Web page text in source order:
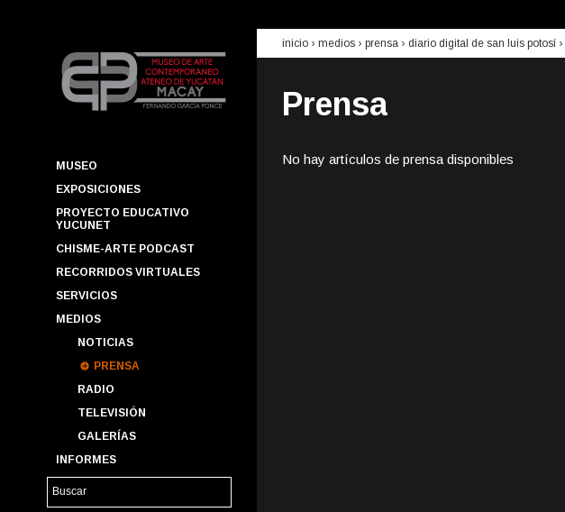
MUSEO
EXPOSICIONES
PROYECTO EDUCATIVO
YUCUNET
CHISME-ARTE PODCAST
RECORRIDOS VIRTUALES
SERVICIOS
MEDIOS
NOTICIAS
PRENSA
RADIO
TELEVISIÓN
GALERÍAS
INFORMES
inicio › medios › prensa › diario digital de san luis potosí ›
Prensa
No hay artículos de prensa disponibles